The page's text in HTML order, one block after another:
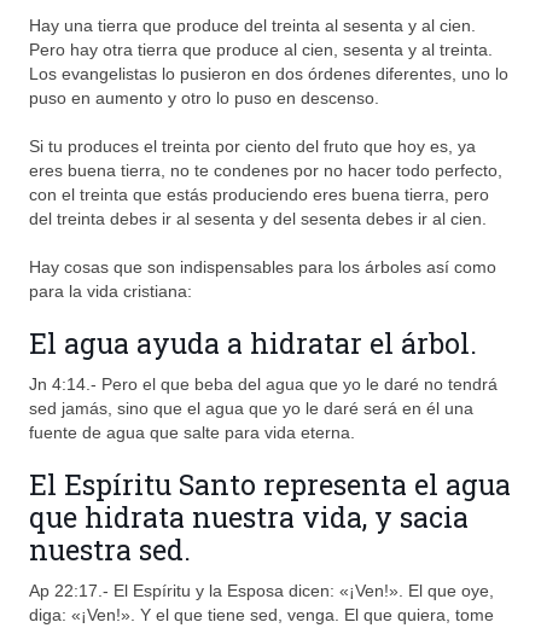
Hay una tierra que produce del treinta al sesenta y al cien.
Pero hay otra tierra que produce al cien, sesenta y al treinta.
Los evangelistas lo pusieron en dos órdenes diferentes, uno lo
puso en aumento y otro lo puso en descenso.
Si tu produces el treinta por ciento del fruto que hoy es, ya
eres buena tierra, no te condenes por no hacer todo perfecto,
con el treinta que estás produciendo eres buena tierra, pero
del treinta debes ir al sesenta y del sesenta debes ir al cien.
Hay cosas que son indispensables para los árboles así como
para la vida cristiana:
El agua ayuda a hidratar el árbol.
Jn 4:14.- Pero el que beba del agua que yo le daré no tendrá
sed jamás, sino que el agua que yo le daré será en él una
fuente de agua que salte para vida eterna.
El Espíritu Santo representa el agua
que hidrata nuestra vida, y sacia
nuestra sed.
Ap 22:17.- El Espíritu y la Esposa dicen: «¡Ven!». El que oye,
diga: «¡Ven!». Y el que tiene sed, venga. El que quiera, tome